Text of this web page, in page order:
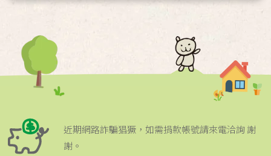
近期網路詐騙猖獗，如需捐款帳號請來電洽詢 謝
謝。